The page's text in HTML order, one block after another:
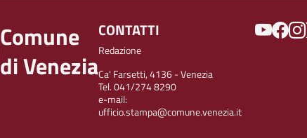
Comune
di Venezia
CONTATTI
Redazione
Ca' Farsetti, 4136 - Venezia
Tel. 041/274 8290
e-mail:
ufficio.stampa@comune.venezia.it